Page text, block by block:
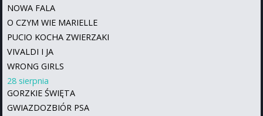
NOWA FALA
O CZYM WIE MARIELLE
PUCIO KOCHA ZWIERZAKI
VIVALDI I JA
WRONG GIRLS
28 sierpnia
GORZKIE ŚWIĘTA
GWIAZDOZBIÓR PSA